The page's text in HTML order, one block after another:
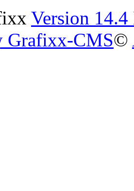
Version
Grafixx-CMS©